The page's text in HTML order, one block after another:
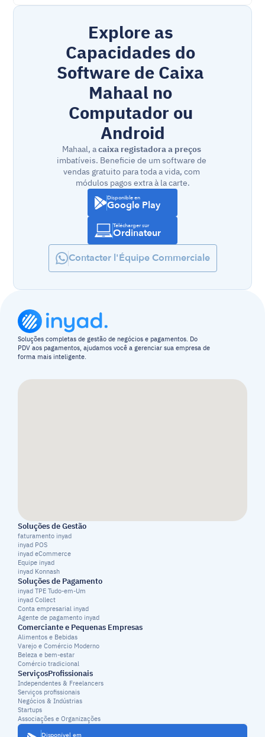
Explore as
Capacidades do
Software de Caixa
Mahaal no
Computador ou
Android
Mahaal, a caixa registadora a preços
imbatíveis. Beneficie de um software de
vendas gratuito para toda a vida, com
módulos pagos extra à la carte.
Disponible en
Google Play
Télécharger sur
Ordinateur
Contacter l'Équipe Commerciale
Soluções completas de gestão de negócios e pagamentos. Do
PDV aos pagamentos, ajudamos você a gerenciar sua empresa de
forma mais inteligente.
Soluções de Gestão
faturamento inyad
inyad POS
inyad eCommerce
Equipe inyad
inyad Konnash
Soluções de Pagamento
inyad TPE Tudo-em-Um
inyad Collect
Conta empresarial inyad
Agente de pagamento inyad
Comerciante e Pequenas Empresas
Alimentos e Bebidas
Varejo e Comércio Moderno
Beleza e bem-estar
Comércio tradicional
ServiçosProfissionais
Independentes & Freelancers
Serviços profissionais
Negócios & Indústrias
Startups
Associações e Organizações
Disponível em